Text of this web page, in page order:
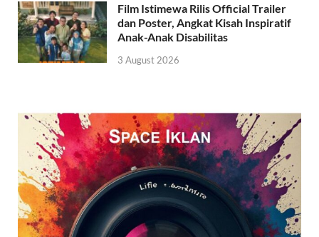
Film Istimewa Rilis Official Trailer
dan Poster, Angkat Kisah Inspiratif
Anak-Anak Disabilitas
3 August 2026